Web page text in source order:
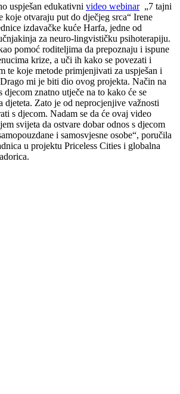
uspješan edukativni video webinar„7 tajni
koje otvaraju put do dječjeg srca“ Irene
izdavačke kuće Harfa, jedne od
za neuro-lingvističku psihoterapiju.
pomoć roditeljima da prepoznaju i ispune
krize, a uči ih kako se povezati i
te koje metode primjenjivati za uspješan i
mi je biti dio ovog projekta. Način na
znatno utječe na to kako će se
djeteta. Zato je od neprocjenjive važnosti
s djecom. Nadam se da će ovaj video
svijeta da ostvare dobar odnos s djecom
i samosvjesne osobe“, poručila
u projektu Priceless Cities i globalna